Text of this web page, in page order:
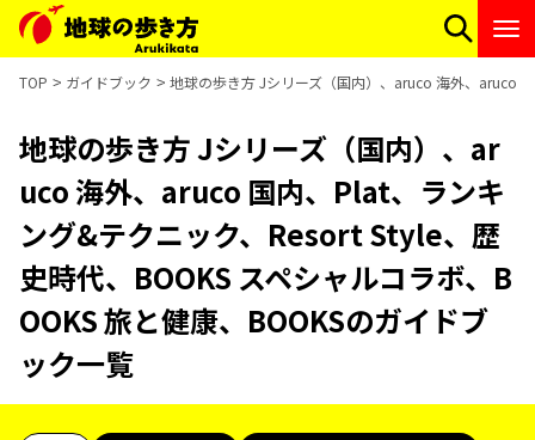
TOP ガイドブック 地球の歩き方 Jシリーズ（国内）、aruco 海外、aruco
地球の歩き方 Jシリーズ（国内）、ar
uco 海外、aruco 国内、Plat、ランキ
ング&テクニック、Resort Style、歴
史時代、BOOKS スペシャルコラボ、B
OOKS 旅と健康、BOOKSのガイドブ
ック一覧